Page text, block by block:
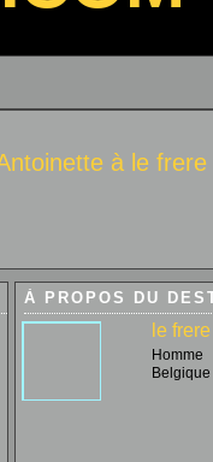
à le
À PROPOS DU
le
Homme
Belgique